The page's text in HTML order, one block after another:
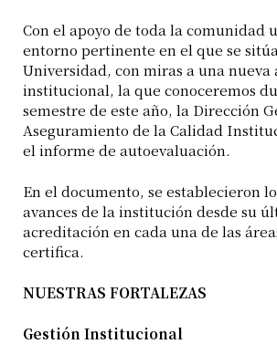
Con el apoyo de toda la comunidad
entorno pertinente en el que se
Universidad, con miras a una
institucional, la que conoceremos
semestre de este año, la Dirección
Aseguramiento de la Calidad
el informe de autoevaluación.
En el documento, se establecieron
avances de la institución desde su
acreditación en cada una de las
certifica.
NUESTRAS FORTALEZAS
Gestión Institucional